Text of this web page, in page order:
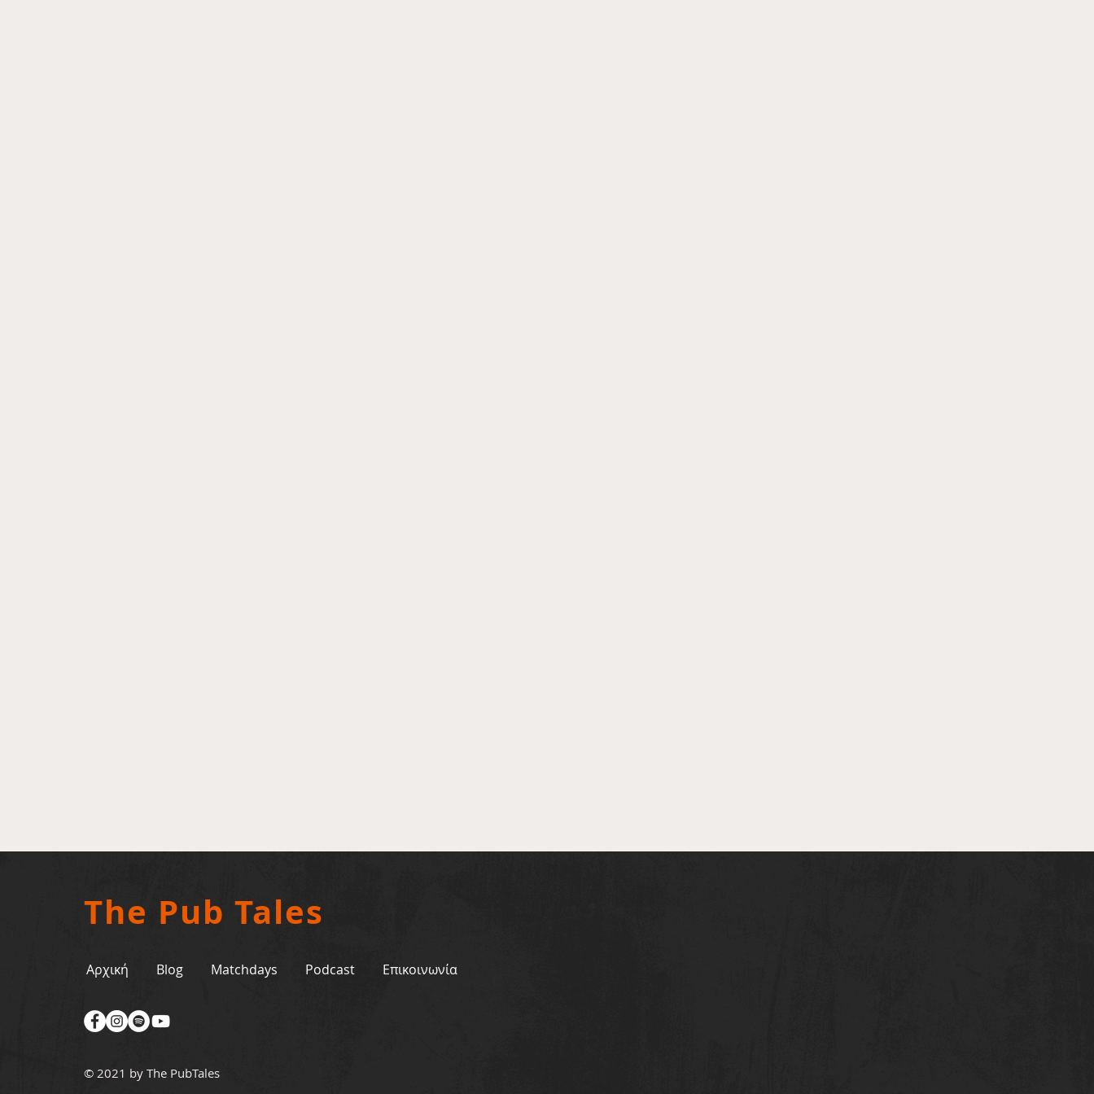
The Pub Tales
Αρχική Blog Matchdays Podcast Επικοινωνία
© 2021 by The PubTales